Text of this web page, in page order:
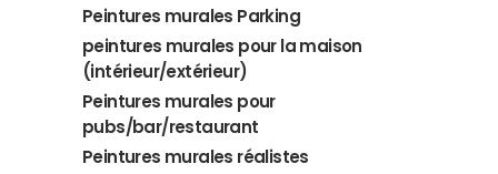
Peintures murales Parking
peintures murales pour la maison
(intérieur/extérieur)
Peintures murales pour
pubs/bar/restaurant
Peintures murales réalistes